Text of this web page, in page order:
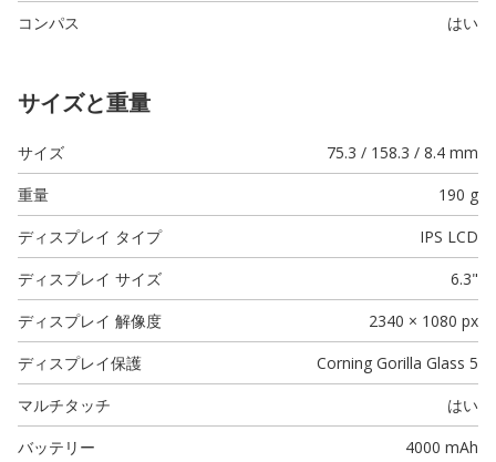
コンパス
はい
サイズと重量
サイズ
75.3 / 158.3 / 8.4 mm
重量
190 g
ディスプレイ タイプ
IPS LCD
ディスプレイ サイズ
6.3"
ディスプレイ 解像度
2340 × 1080 px
ディスプレイ保護
Corning Gorilla Glass 5
マルチタッチ
はい
バッテリー
4000 mAh